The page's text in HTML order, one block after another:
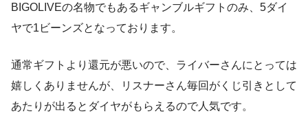
BIGOLIVEの名物でもあるギャンブルギフトのみ、5ダイ
ヤで1ビーンズとなっております。
通常ギフトより還元が悪いので、ライバーさんにとっては
嬉しくありませんが、リスナーさん毎回がくじ引きとして
あたりが出るとダイヤがもらえるので人気です。